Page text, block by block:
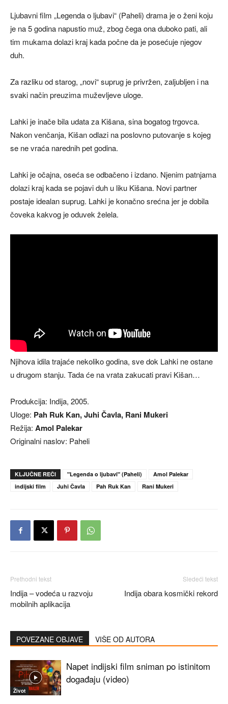
Ljubavni film „Legenda o ljubavi“ (Paheli) drama je o ženi koju
je na 5 godina napustio muž, zbog čega ona duboko pati, ali
tim mukama dolazi kraj kada počne da je posećuje njegov
duh.
Za razliku od starog, „novi“ suprug je privržen, zaljubljen i na
svaki način preuzima muževljeve uloge.
Lahki je inače bila udata za Kišana, sina bogatog trgovca.
Nakon venčanja, Kišan odlazi na poslovno putovanje s kojeg
se ne vraća narednih pet godina.
Lahki je očajna, oseća se odbačeno i izdano. Njenim patnjama
dolazi kraj kada se pojavi duh u liku Kišana. Novi partner
postaje idealan suprug. Lahki je konačno srećna jer je dobila
čoveka kakvog je oduvek želela.
Njihova idila trajaće nekoliko godina, sve dok Lahki ne ostane
u drugom stanju. Tada će na vrata zakucati pravi Kišan…
Produkcija: Indija, 2005.
Uloge: Pah Ruk Kan, Juhi Čavla, Rani Mukeri
Režija: Amol Palekar
Originalni naslov: Paheli
KLJUČNE REČI "Legenda o ljubavi" (Paheli)
Amol Palekar
indijski film
Juhi Čavla Pah Ruk Kan Rani Mukeri
Prethodni tekst
Indija – vodeća u razvoju
mobilnih aplikacija
Sledeći tekst
Indija obara kosmički rekord
POVEZANE OBJAVE VIŠE OD AUTORA
Život
Napet indijski film sniman po istinitom
događaju (video)